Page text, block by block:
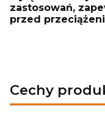
zastosowań,
przed
Cechy